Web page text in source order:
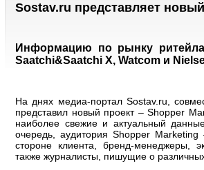
Sostav.ru представляет
Информацию по рынку ритейла
Saatchi&Saatchi X, Watcom и
На днях медиа-портал Sostav.ru,
представил новый проект – Shopper
наиболее свежие и актуальный
очередь, аудитория Shopper
стороне клиента, бренд-менеджеры,
также журналисты, пишущие о различных